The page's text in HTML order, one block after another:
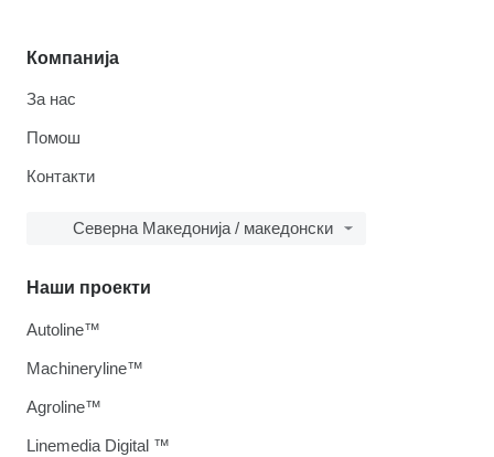
Компанија
За нас
Помош
Контакти
Северна Македонија / македонски
Наши проекти
Autoline™
Machineryline™
Agroline™
Linemedia Digital ™